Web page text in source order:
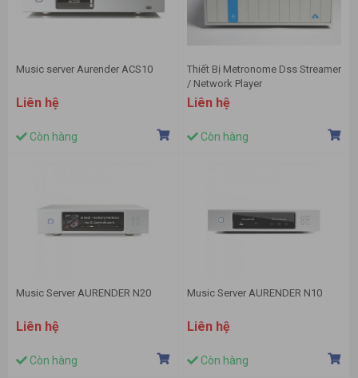
Music server Aurender ACS10
Liên hệ
Còn hàng
Thiết Bị Metronome Dss Streamer
/ Network Player
Liên hệ
Còn hàng
Music Server AURENDER N20
Liên hệ
Còn hàng
Music Server AURENDER N10
Liên hệ
Còn hàng